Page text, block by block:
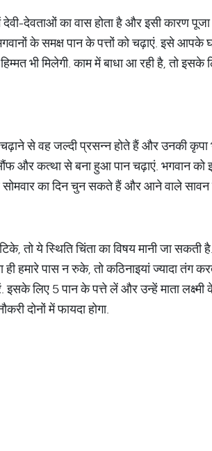
में देवी-देवताओं का वास होता है और इसी कारण
के समक्ष पान के पत्तों को चढ़ाएं. इसे आपके
भी मिलेगी. काम में बाधा आ रही है, तो इसके
चढ़ाने से वह जल्दी प्रसन्न होते हैं और उनकी
और कत्था से बना हुआ पान चढ़ाएं. भगवान
का दिन चुन सकते हैं और आने वाले सावन
तो ये स्थिति चिंता का विषय मानी जा
हमारे पास न रुके, तो कठिनाइयां ज्यादा तंग
इसके लिए 5 पान के पत्ते लें और उन्हें माता
दोनों में फायदा होगा.